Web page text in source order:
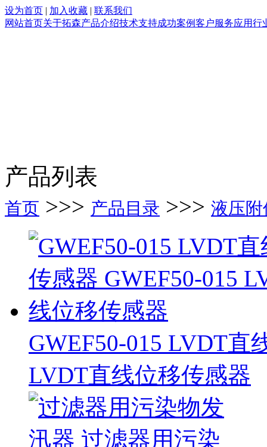
设为首页 | 加入收藏 | 联系我们
网站首页关于拓森产品介绍技术支持成功案例客户服务应用行
产品列表
首页 >>> 产品目录 >>> 液压附
GWEF50-015 LVDT直
LVDT直线位移传感器